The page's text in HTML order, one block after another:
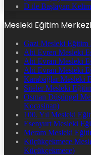
D ile Başlayan
Mesleki Eğitim
Gazi Mesleki Eğitim
Ahi Evren Mesleki
Ahi Evran Mesleki
Ahi Evran Mesleki
Karabağlar Mesleki
Siteler Mesleki
Osman Düşüngel
Kocasinan)
100. Yıl Mesleki
Esenyurt Mesleki
Meram Mesleki
Küçükçekmece
Küçükçekmece)